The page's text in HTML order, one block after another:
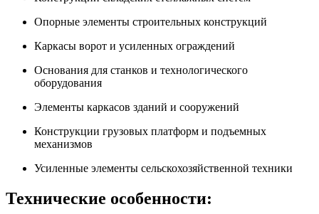
Опорные элементы строительных конструкций
Каркасы ворот и усиленных ограждений
Основания для станков и технологического
оборудования
Элементы каркасов зданий и сооружений
Конструкции грузовых платформ и подъемных
механизмов
Усиленные элементы сельскохозяйственной техники
Технические особенности: